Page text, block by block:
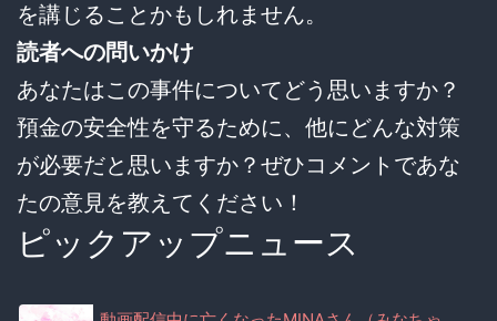
を講じることかもしれません。
読者への問いかけ
あなたはこの事件についてどう思いますか？
預金の安全性を守るために、他にどんな対策
が必要だと思いますか？ぜひコメントであな
たの意見を教えてください！
ピックアップニュース